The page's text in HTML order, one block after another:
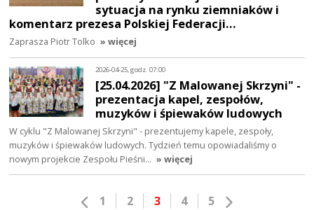
sytuacja na rynku ziemniaków i
komentarz prezesa Polskiej Federacji…
Zaprasza Piotr Tolko » więcej
2026-04-25, godz. 07:00
[25.04.2026] "Z Malowanej Skrzyni" -
prezentacja kapel, zespołów,
muzyków i śpiewaków ludowych
W cyklu "Z Malowanej Skrzyni" - prezentujemy kapele, zespoły,
muzyków i śpiewaków ludowych. Tydzień temu opowiadaliśmy o
nowym projekcie Zespołu Pieśni… » więcej
1 2 3 4 5